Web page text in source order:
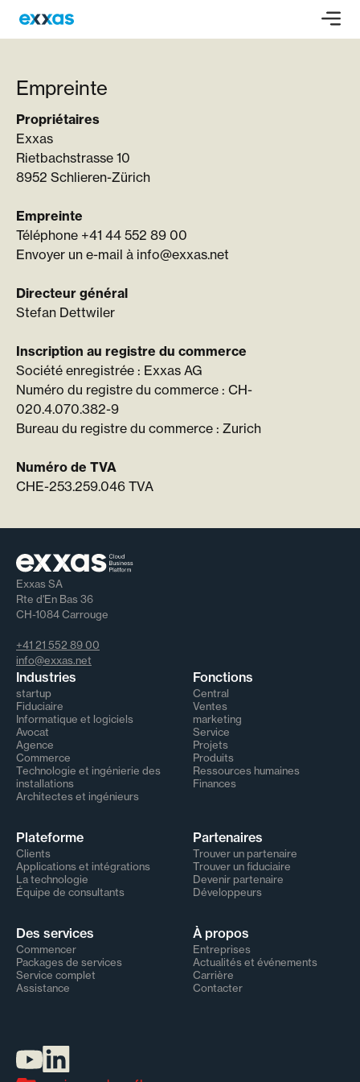
Empreinte
Propriétaires
Exxas
Rietbachstrasse 10
8952 Schlieren-Zürich
Empreinte
Téléphone +41 44 552 89 00
Envoyer un e-mail à info@exxas.net
Directeur général
Stefan Dettwiler
Inscription au registre du commerce
Société enregistrée : Exxas AG
Numéro du registre du commerce : CH-
020.4.070.382-9
Bureau du registre du commerce : Zurich
Numéro de TVA
CHE-253.259.046 TVA
Exxas SA
Rte d'En Bas 36
CH-1084 Carrouge
+41 21 552 89 00
info@exxas.net
Industries
startup
Fiduciaire
Informatique et logiciels
Avocat
Agence
Commerce
Technologie et ingénierie des
installations
Architectes et ingénieurs
Fonctions
Central
Ventes
marketing
Service
Projets
Produits
Ressources humaines
Finances
Plateforme
Clients
Applications et intégrations
La technologie
Équipe de consultants
Partenaires
Trouver un partenaire
Trouver un fiduciaire
Devenir partenaire
Développeurs
Des services
Commencer
Packages de services
Service complet
Assistance
À propos
Entreprises
Actualités et événements
Carrière
Contacter